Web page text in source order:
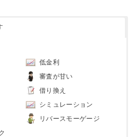
低金利
審査が甘い
借り換え
シミュレーション
リバースモーゲージ